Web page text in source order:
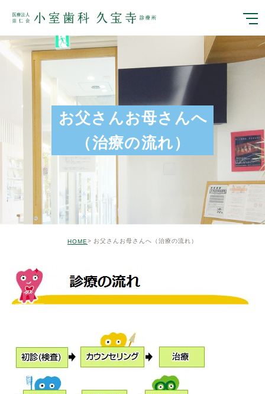
お父さんお母さんへ
（治療の流れ）
HOME お父さんお母さんへ （治療の流れ）